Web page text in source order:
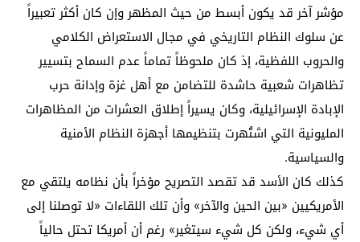
مؤشر آخر قد يكون أبسط من حيث المظهر وإن كان أكثر تعبيراً
عن سلوك النظام التاريخي في مجال الاستعراض الكلامي
والحروب اللفظية، إذ كان ملحوظاً تماماً عدم السماح بتسيير
تظاهرات شعبية حاشدة للتضامن مع أهل غزة وإدانة حرب
الإبادة الإسرائيلية، وكان يسيراً إطلاق العشرات من المظاهرات
المليونية التي اشتُهرت بتنظيمها أجهزة النظام الأمنية
والسياسية.
كذلك كان الأسد قد تقصد التصريح مؤخراً بأن نظامه يلتقي مع
الأمريكيين «بين الحين والآخر» وأن تلك اللقاءات «لا توصلنا إلى
أي شيء، ولكن كل شيء سيتغير» رغم أن أمريكا تحتل حالياً